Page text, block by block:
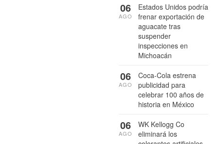
Estados Unidos podría
frenar exportación de
aguacate tras
suspender
inspecciones en
Michoacán
06
AGO
Coca-Cola estrena
publicidad para
celebrar 100 años de
historia en México
06
AGO
WK Kellogg Co
eliminará los
06
AGO